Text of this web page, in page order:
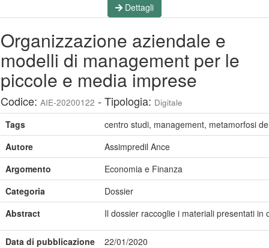
Dettagli
Organizzazione aziendale e
modelli di management per le
piccole e media imprese
Codice: AIE-20200122 - Tipologia: Digitale
Tags
centro studi, management, metamorfosi
Autore
Assimpredil Ance
Argomento
Economia e Finanza
Categoria
Dossier
Abstract
Il dossier raccoglie i materiali presentati
Data di pubblicazione 22/01/2020